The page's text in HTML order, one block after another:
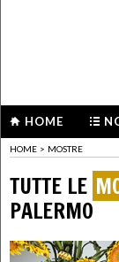
HOME
HOME > MOSTRE
TUTTE LE
PALERMO